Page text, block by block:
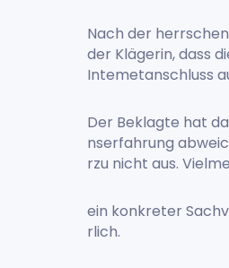
Nach der
der Klägerin, dass
Intemetanschluss
Der Beklagte hat
nserfahrung
rzu nicht aus.
ein konkreter
rlich.